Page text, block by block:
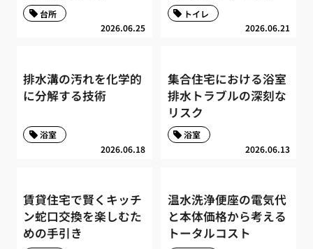
2026.06.25
台所
2026.06.21
トイレ
排水溝の汚れを化学的
に分解する技術
2026.06.18
浴室
集合住宅における浴室
排水トラブルの深刻な
リスク
2026.06.13
浴室
賃貸住宅で賢くキッチ
ン蛇口交換を楽しむた
めの手引き
温水洗浄便座の電気代
と本体価格から考える
トータルコスト